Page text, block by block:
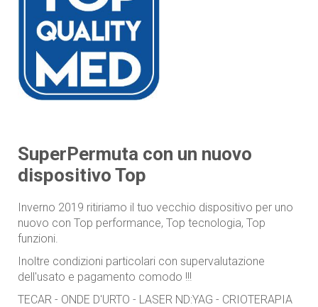
SuperPermuta con un nuovo
dispositivo Top
Inverno 2019 ritiriamo il tuo vecchio dispositivo per uno
nuovo con Top performance, Top tecnologia, Top
funzioni.
Inoltre condizioni particolari con supervalutazione
dell'usato e pagamento comodo !!!
TECAR - ONDE D'URTO - LASER ND:YAG - CRIOTERAPIA